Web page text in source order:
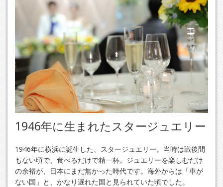
1946年に生まれたスタージュエリー
1946年に横浜に誕生した、スタージュエリー。当時は戦後間
もない頃で、食べるだけで精一杯。ジュエリーを楽しむだけ
の余裕が、日本にまだ無かった時代です。海外からは「車が
ない国」と、かなり遅れた国と見られていた頃でした。